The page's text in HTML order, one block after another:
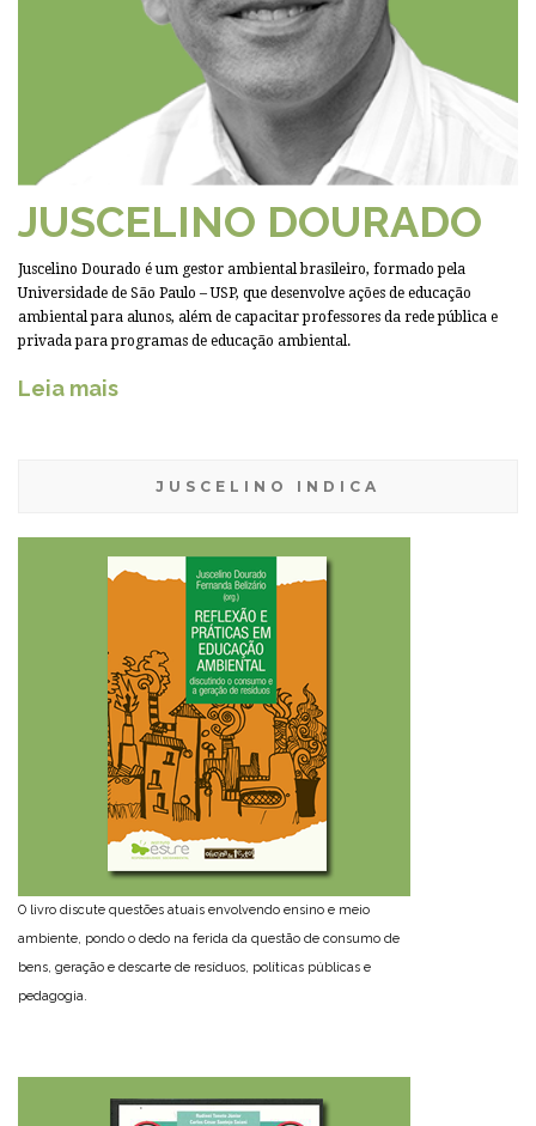
JUSCELINO DOURADO
Juscelino Dourado é um gestor ambiental brasileiro, formado pela
Universidade de São Paulo – USP, que desenvolve ações de educação
ambiental para alunos, além de capacitar professores da rede pública e
privada para programas de educação ambiental.
Leia mais
JUSCELINO INDICA
O livro discute questões atuais envolvendo ensino e meio
ambiente, pondo o dedo na ferida da questão de consumo de
bens, geração e descarte de resíduos, políticas públicas e
pedagogia.